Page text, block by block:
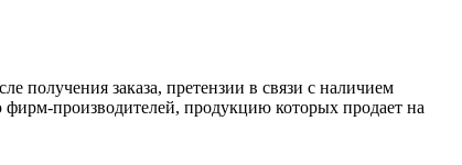
получения заказа, претензии в связи с наличием
производителей, продукцию которых продает на